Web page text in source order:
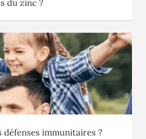
du zinc ?
immunitaires ?